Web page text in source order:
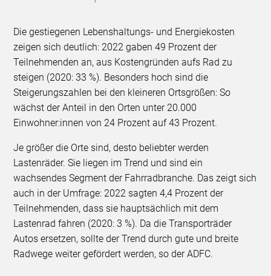
Die gestiegenen Lebenshaltungs- und Energiekosten
zeigen sich deutlich: 2022 gaben 49 Prozent der
Teilnehmenden an, aus Kostengründen aufs Rad zu
steigen (2020: 33 %). Besonders hoch sind die
Steigerungszahlen bei den kleineren Ortsgrößen: So
wächst der Anteil in den Orten unter 20.000
Einwohner:innen von 24 Prozent auf 43 Prozent.
Je größer die Orte sind, desto beliebter werden
Lastenräder. Sie liegen im Trend und sind ein
wachsendes Segment der Fahrradbranche. Das zeigt sich
auch in der Umfrage: 2022 sagten 4,4 Prozent der
Teilnehmenden, dass sie hauptsächlich mit dem
Lastenrad fahren (2020: 3 %). Da die Transporträder
Autos ersetzen, sollte der Trend durch gute und breite
Radwege weiter gefördert werden, so der ADFC.